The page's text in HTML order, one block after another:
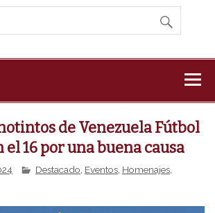
de Venezuela Fútbol
16 por una buena causa
Destacado Eventos Homenajes